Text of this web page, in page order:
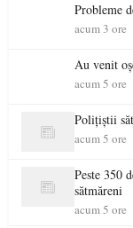
Probleme
acum 3 ore
Au venit
acum 5 ore
acum 5 ore
Peste 350
sătmăreni
acum 5 ore